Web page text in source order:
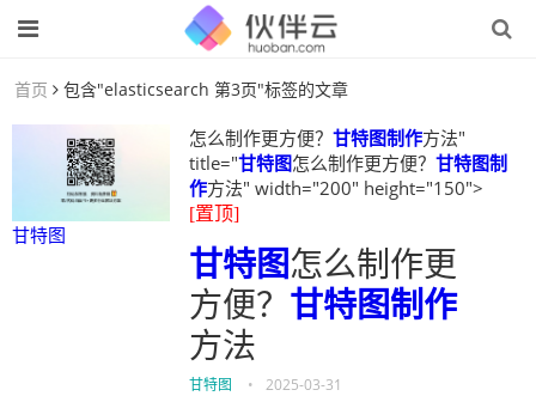
首页 包含"elasticsearch 第3页"标签的文章
甘特图
怎么制作更方便？ 甘特图制作方法"
title="甘特图怎么制作更方便？ 甘特图制
作方法" width="200" height="150">
[置顶]
甘特图怎么制作更
方便？ 甘特图制作
方法
甘特图 • 2025-03-31